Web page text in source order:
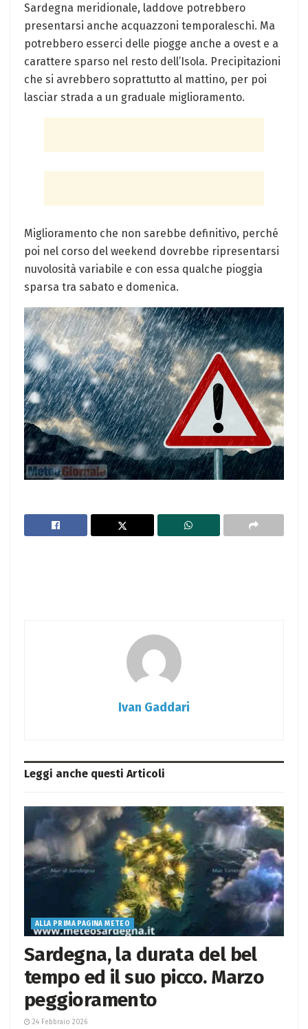
Sardegna meridionale, laddove potrebbero
presentarsi anche acquazzoni temporaleschi. Ma
potrebbero esserci delle piogge anche a ovest e a
carattere sparso nel resto dell’Isola. Precipitazioni
che si avrebbero soprattutto al mattino, per poi
lasciar strada a un graduale miglioramento.
Miglioramento che non sarebbe definitivo, perché
poi nel corso del weekend dovrebbe ripresentarsi
nuvolosità variabile e con essa qualche pioggia
sparsa tra sabato e domenica.
Ivan Gaddari
Leggi anche questi Articoli
ALLA PRIMA PAGINA METEO
Sardegna, la durata del bel
tempo ed il suo picco. Marzo
peggioramento
24 Febbraio 2026